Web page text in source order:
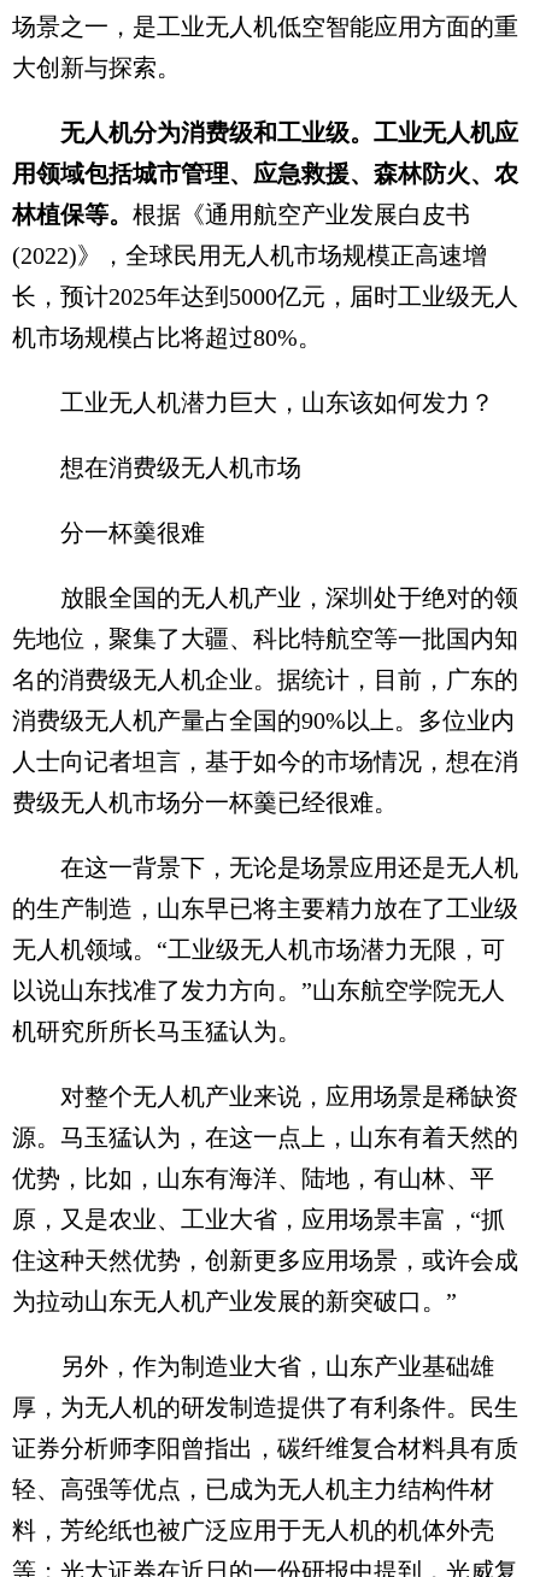
场景之一，是工业无人机低空智能应用方面的重
大创新与探索。
无人机分为消费级和工业级。工业无人机应
用领域包括城市管理、应急救援、森林防火、农
林植保等。 根据《通用航空产业发展白皮书
(2022)》，全球民用无人机市场规模正高速增
长，预计2025年达到5000亿元，届时工业级无人
机市场规模占比将超过80%。
工业无人机潜力巨大，山东该如何发力？
想在消费级无人机市场
分一杯羹很难
放眼全国的无人机产业，深圳处于绝对的领
先地位，聚集了大疆、科比特航空等一批国内知
名的消费级无人机企业。据统计，目前，广东的
消费级无人机产量占全国的90%以上。多位业内
人士向记者坦言，基于如今的市场情况，想在消
费级无人机市场分一杯羹已经很难。
在这一背景下，无论是场景应用还是无人机
的生产制造，山东早已将主要精力放在了工业级
无人机领域。“工业级无人机市场潜力无限，可
以说山东找准了发力方向。”山东航空学院无人
机研究所所长马玉猛认为。
对整个无人机产业来说，应用场景是稀缺资
源。马玉猛认为，在这一点上，山东有着天然的
优势，比如，山东有海洋、陆地，有山林、平
原，又是农业、工业大省，应用场景丰富，“抓
住这种天然优势，创新更多应用场景，或许会成
为拉动山东无人机产业发展的新突破口。”
另外，作为制造业大省，山东产业基础雄
厚，为无人机的研发制造提供了有利条件。民生
证券分析师李阳曾指出，碳纤维复合材料具有质
轻、高强等优点，已成为无人机主力结构件材
料，芳纶纸也被广泛应用于无人机的机体外壳
等；光大证券在近日的一份研报中提到，光威复